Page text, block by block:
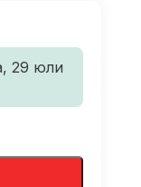
29 юли